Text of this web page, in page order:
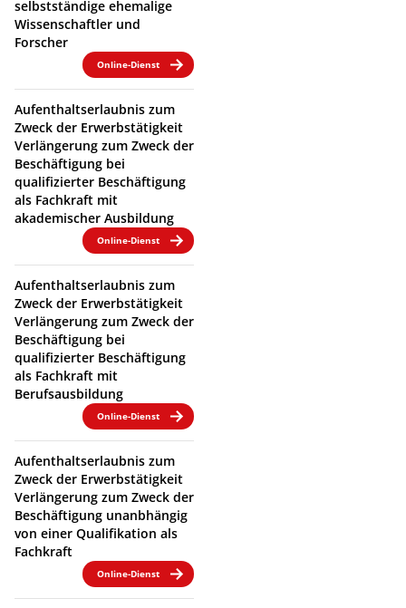
selbstständige ehemalige
Wissenschaftler und
Forscher
Online-Dienst
Aufenthaltserlaubnis zum
Zweck der Erwerbstätigkeit
Verlängerung zum Zweck der
Beschäftigung bei
qualifizierter Beschäftigung
als Fachkraft mit
akademischer Ausbildung
Online-Dienst
Aufenthaltserlaubnis zum
Zweck der Erwerbstätigkeit
Verlängerung zum Zweck der
Beschäftigung bei
qualifizierter Beschäftigung
als Fachkraft mit
Berufsausbildung
Online-Dienst
Aufenthaltserlaubnis zum
Zweck der Erwerbstätigkeit
Verlängerung zum Zweck der
Beschäftigung unanbhängig
von einer Qualifikation als
Fachkraft
Online-Dienst